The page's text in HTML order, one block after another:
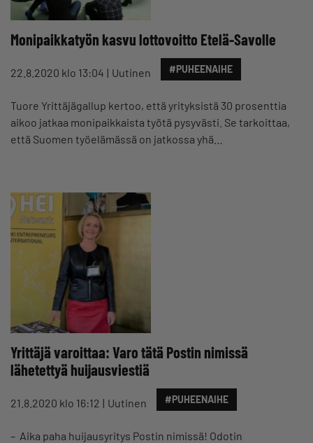
Monipaikkatyön kasvu lottovoitto Etelä-Savolle
22.8.2020 klo 13:04 Uutinen #PUHEENAIHE
Tuore Yrittäjägallup kertoo, että yrityksistä 30 prosenttia
aikoo jatkaa monipaikkaista työtä pysyvästi. Se tarkoittaa,
että Suomen työelämässä on jatkossa yhä…
Yrittäjä varoittaa: Varo tätä Postin nimissä
lähetettyä huijausviestiä
21.8.2020 klo 16:12 Uutinen #PUHEENAIHE
– Aika paha huijausyritys Postin nimissä! Odotin